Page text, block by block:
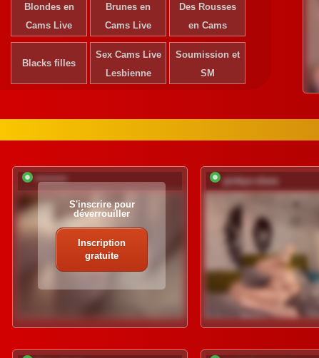
Blondes en
Cams Live
Brunes en
Cams Live
Des Rousses
en Cams
Blacks filles
Sex Cams Live
Lesbienne
Soumission et
SM
*********
S'inscrire pour
déverrouiller
Inscription
gratuite
pinkys-slave